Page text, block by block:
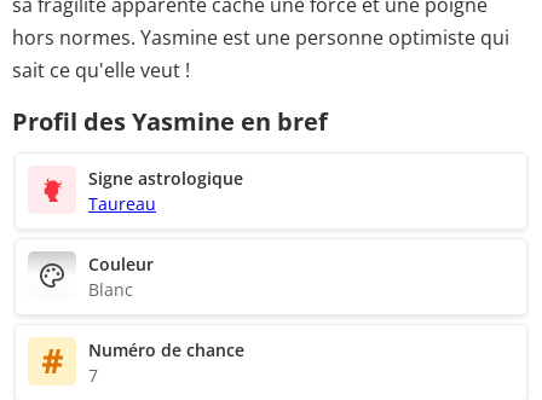
hors normes. Yasmine est une personne optimiste qui
sait ce qu'elle veut !
Profil des Yasmine en bref
Signe astrologique
Taureau
Couleur
Blanc
Numéro de chance
7